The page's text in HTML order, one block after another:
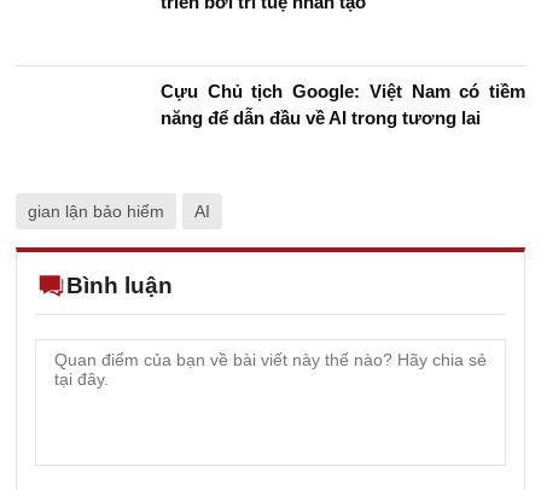
Cựu Chủ tịch Google: Việt Nam có tiềm
năng để dẫn đầu về AI trong tương lai
gian lận bảo hiểm AI
Bình luận